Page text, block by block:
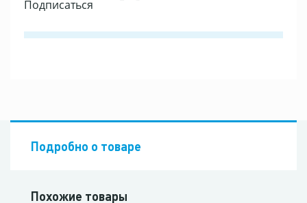
Подписаться
Подробно о товаре
Похожие товары